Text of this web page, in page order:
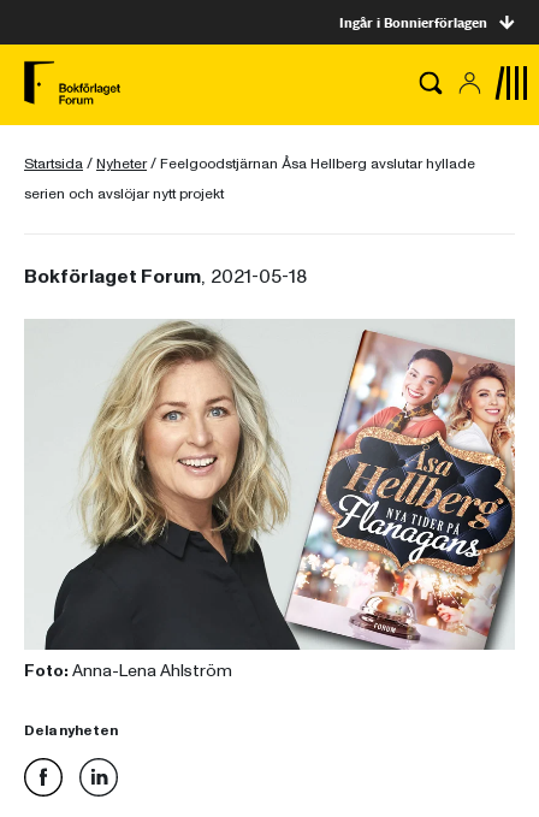
Ingår i Bonnierförlagen
Startsida/Nyheter/Feelgoodstjärnan Åsa Hellberg avslutar hyllade
serien och avslöjar nytt projekt
Bokförlaget Forum, 2021-05-18
Foto: Anna-Lena Ahlström
Dela nyheten